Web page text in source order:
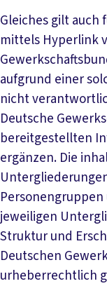
Gleiches gilt auch
mittels Hyperlink
aufgrund einer
nicht
Deutsche
bereitgestellten
ergänzen. Die
jeweiligen
Struktur und
Deutschen
urheberrechtlich